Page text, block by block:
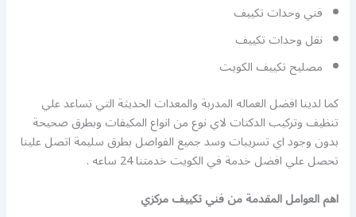
فني وحدات تكييف
نقل وحدات تكييف
مصليح تكييف الكويت
كما لدينا افضل العماله المدربة والمعدات الحديثة التي تساعد علي
تنظيف وتركيب الدكتات لاي نوع من انواع المكيفات وبطرق صحيحة
بدون وجود اي تسريبات وسد جميع الفواصل بطرق سليمة اتصل علينا
تحصل علي افضل خدمة في الكويت خدمتنا 24 ساعه .
اهم العوامل المقدمة من فني تكييف مركزي